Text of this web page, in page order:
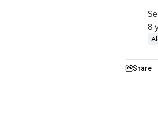
8
Share